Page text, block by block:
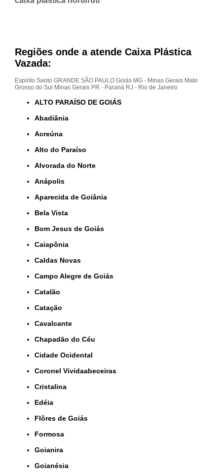
Regiões onde a atende Caixa Plástica
Vazada:
Espírito Santo GRANDE SÃO PAULO Goiás MG - Minas Gerais Mato
Grosso do Sul
Minas Gerais PR - Paraná RJ - Rio de Janeiro
ALTO PARAÍSO DE GOIÁS
Abadiânia
Acreúna
Alto do Paraíso
Alvorada do Norte
Anápolis
Aparecida de Goiânia
Bela Vista
Bom Jesus de Goiás
Caiapônia
Caldas Novas
Campo Alegre de Goiás
Catalão
Catação
Cavalcante
Chapadão do Céu
Cidade Ocidental
Coronel Vividaabeceiras
Cristalina
Edéia
Flôres de Goiás
Formosa
Goianira
Goianésia